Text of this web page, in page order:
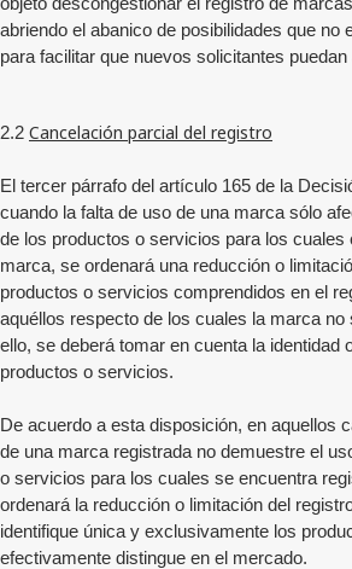
abriendo el abanico de posibilidades que no
para facilitar que nuevos solicitantes
2.2 Cancelación parcial del registro
El tercer párrafo del artículo 165 de la
cuando la falta de uso de una marca sólo
de los productos o servicios para los cuales
marca, se ordenará una reducción o
productos o servicios comprendidos en el
aquéllos respecto de los cuales la marca no
ello, se deberá tomar en cuenta la identidad
productos o servicios.
De acuerdo a esta disposición, en aquellos
de una marca registrada no demuestre el
o servicios para los cuales se encuentra
ordenará la reducción o limitación del
identifique única y exclusivamente los
efectivamente distingue en el mercado.